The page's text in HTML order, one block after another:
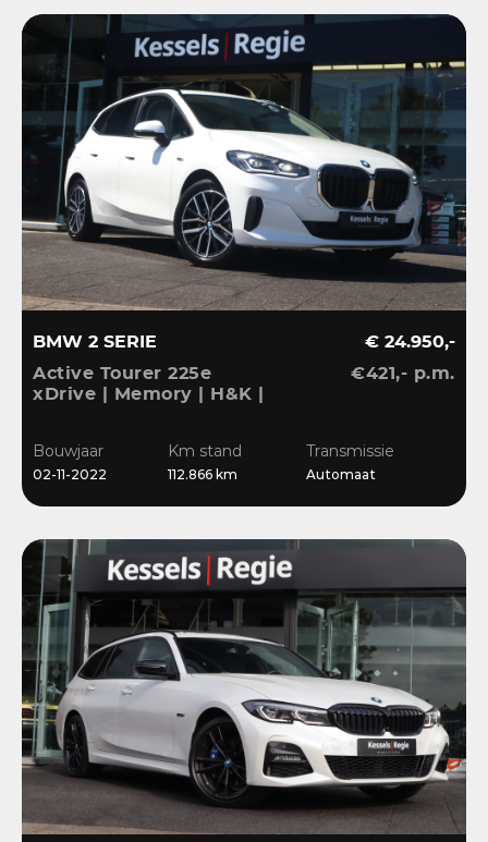
BMW 2 SERIE
Active Tourer 225e
xDrive | Memory | H&K |
| Blis | 18”
€ 24.950,-
€421,- p.m.
Bouwjaar
02-11-2022
Km stand
112.866 km
Transmissie
Automaat